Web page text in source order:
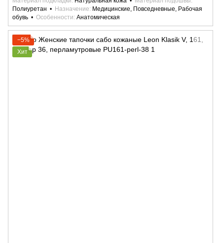
Полиуретан
Назначение
Медицинские, Повседневные, Рабочая
обувь
Особенности Анатомическая
−5%
Хит